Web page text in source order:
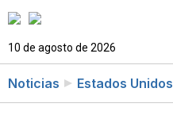
10 de agosto de 2026
Noticias Estados Unidos